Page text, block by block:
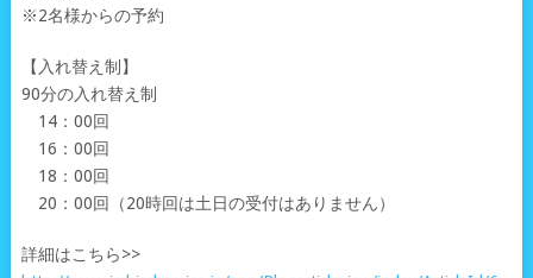
※2名様からの予約
【入れ替え制】
90分の入れ替え制
14：00回
16：00回
18：00回
20：00回（20時回は土日の受付はありません）
詳細はこちら>>